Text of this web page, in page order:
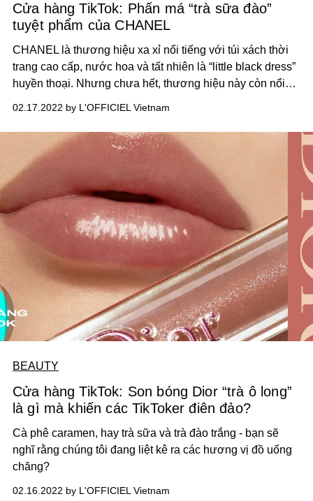
Cửa hàng TikTok: Phấn má “trà sữa đào”
tuyệt phẩm của CHANEL
CHANEL là thương hiệu xa xỉ nổi tiếng với túi xách thời
trang cao cấp, nước hoa và tất nhiên là “little black dress”
huyền thoại. Nhưng chưa hết, thương hiệu này còn nổi
đang gây đình đám trên mạng xã hội thời gian gần đây!
02.17.2022 by L'OFFICIEL Vietnam
BEAUTY
Cửa hàng TikTok: Son bóng Dior “trà ô long”
là gì mà khiến các TikToker điên đảo?
Cà phê caramen, hay trà sữa và trà đào trắng - bạn sẽ
nghĩ rằng chúng tôi đang liệt kê ra các hương vị đồ uống
chăng?
02.16.2022 by L'OFFICIEL Vietnam